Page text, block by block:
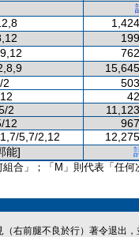
2
2
12
5,7/2,12
能]
合」；「M」則代表「任何
（右前腿不良於行）著令退出